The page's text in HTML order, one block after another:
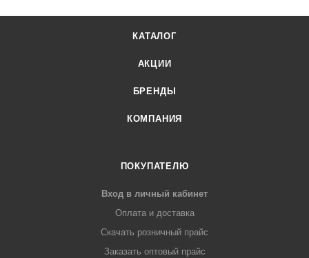
КАТАЛОГ
АКЦИИ
БРЕНДЫ
КОМПАНИЯ
ПОКУПАТЕЛЮ
Вход в личный кабинет
Оплата и доставка
Скачать розничный прайс
Заказать оптовый прайс